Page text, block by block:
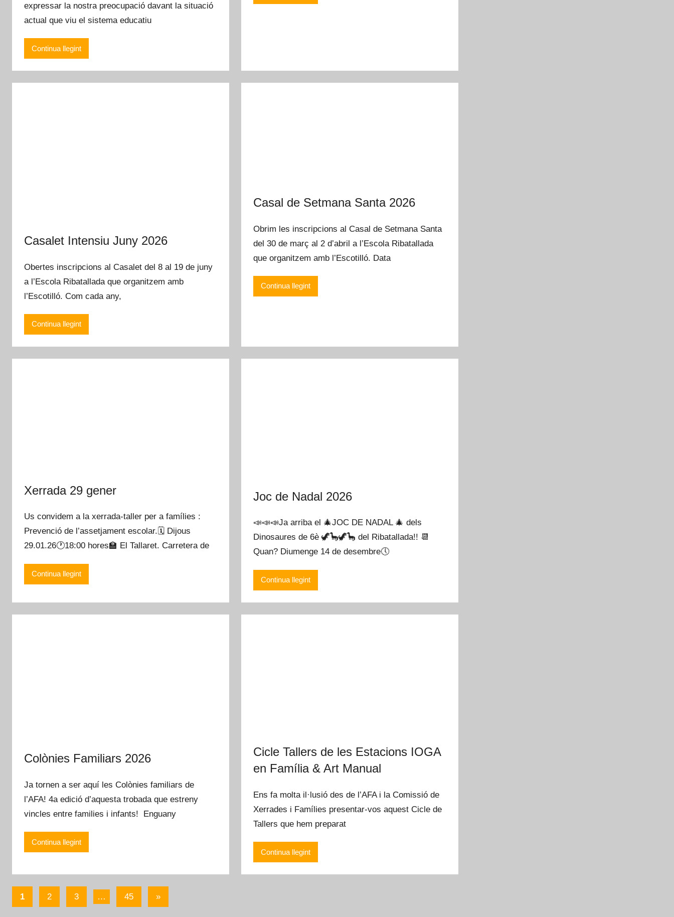
expressar la nostra preocupació davant la situació
actual que viu el sistema educatiu
Continua llegint
Casalet Intensiu Juny 2026
Obertes inscripcions al Casalet del 8 al 19 de juny
a l’Escola Ribatallada que organitzem amb
l’Escotilló. Com cada any,
Continua llegint
Casal de Setmana Santa 2026
Obrim les inscripcions al Casal de Setmana Santa
del 30 de març al 2 d’abril a l’Escola Ribatallada
que organitzem amb l’Escotilló. Data
Continua llegint
Xerrada 29 gener
Us convidem a la xerrada-taller per a famílies :
Prevenció de l’assetjament escolar.🗓️ Dijous
29.01.26🕐18:00 hores🏫 El Tallaret. Carretera de
Continua llegint
Joc de Nadal 2026
📣📣📣Ja arriba el 🎄JOC DE NADAL 🎄 dels
Dinosaures de 6è 🦖🦕🦖🦕 del Ribatallada!! 📆
Quan? Diumenge 14 de desembre🕔
Continua llegint
Colònies Familiars 2026
Ja tornen a ser aquí les Colònies familiars de
l’AFA! 4a edició d’aquesta trobada que estreny
vincles entre families i infants! Enguany
Continua llegint
Cicle Tallers de les Estacions IOGA
en Família & Art Manual
Ens fa molta il·lusió des de l’AFA i la Comissió de
Xerrades i Famílies presentar-vos aquest Cicle de
Tallers que hem preparat
Continua llegint
Navegació
1 2 3 … 45
Entradas
»